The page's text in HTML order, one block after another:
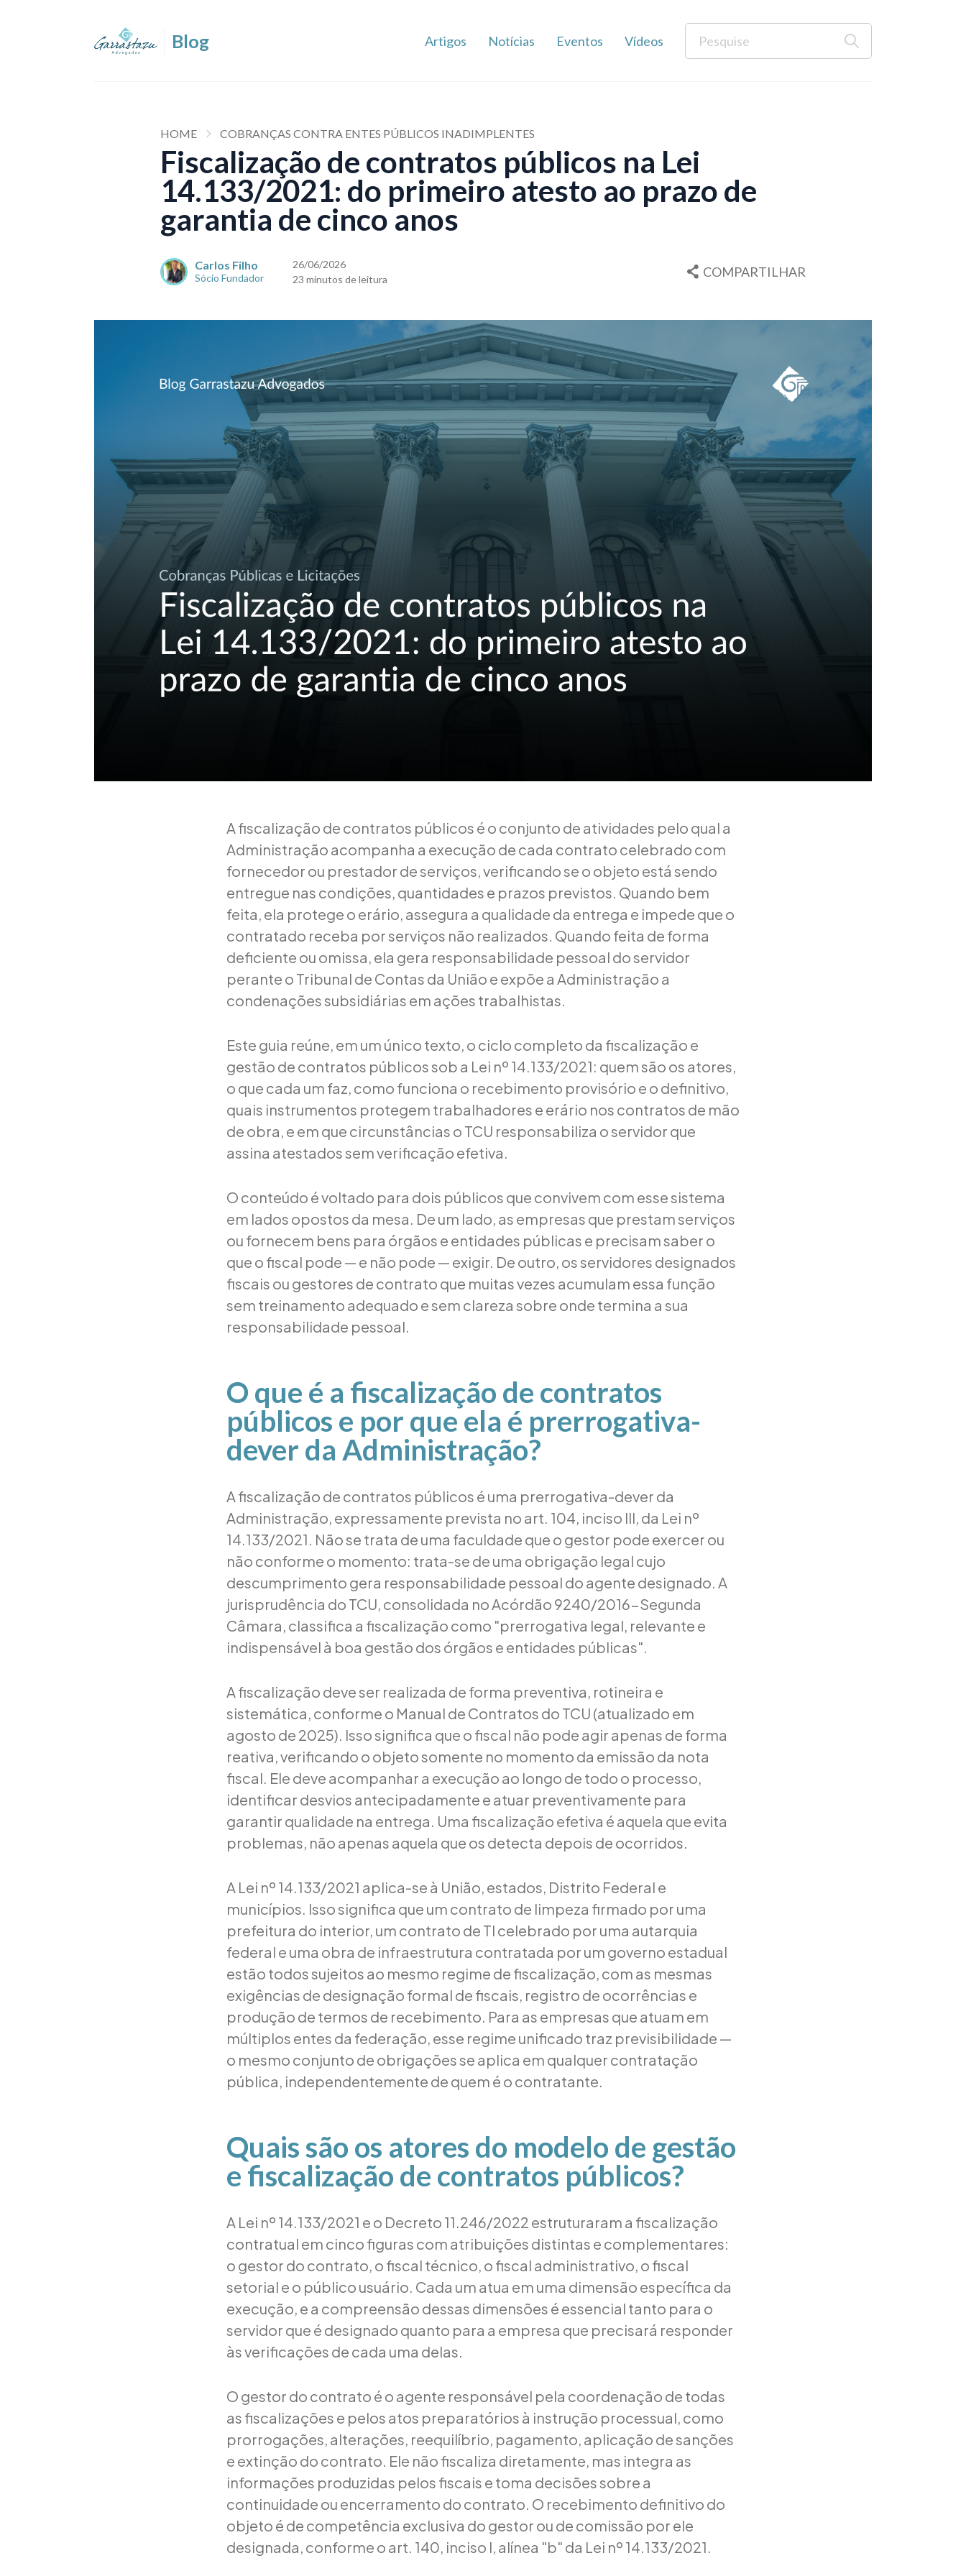
Artigos Notícias Eventos Vídeos
HOME COBRANÇAS CONTRA ENTES PÚBLICOS INADIMPLENTES
Fiscalização de contratos públicos na Lei
14.133/2021: do primeiro atesto ao prazo de
garantia de cinco anos
Carlos Filho
Sócio Fundador
26/06/2026
23 minutos de leitura
COMPARTILHAR
A fiscalização de contratos públicos é o conjunto de atividades pelo qual a
Administração acompanha a execução de cada contrato celebrado com
fornecedor ou prestador de serviços, verificando se o objeto está sendo
entregue nas condições, quantidades e prazos previstos. Quando bem
feita, ela protege o erário, assegura a qualidade da entrega e impede que o
contratado receba por serviços não realizados. Quando feita de forma
deficiente ou omissa, ela gera responsabilidade pessoal do servidor
perante o Tribunal de Contas da União e expõe a Administração a
condenações subsidiárias em ações trabalhistas.
Este guia reúne, em um único texto, o ciclo completo da fiscalização e
gestão de contratos públicos sob a Lei nº 14.133/2021: quem são os atores,
o que cada um faz, como funciona o recebimento provisório e o definitivo,
quais instrumentos protegem trabalhadores e erário nos contratos de mão
de obra, e em que circunstâncias o TCU responsabiliza o servidor que
assina atestados sem verificação efetiva.
O conteúdo é voltado para dois públicos que convivem com esse sistema
em lados opostos da mesa. De um lado, as empresas que prestam serviços
ou fornecem bens para órgãos e entidades públicas e precisam saber o
que o fiscal pode — e não pode — exigir. De outro, os servidores designados
fiscais ou gestores de contrato que muitas vezes acumulam essa função
sem treinamento adequado e sem clareza sobre onde termina a sua
responsabilidade pessoal.
O que é a fiscalização de contratos
públicos e por que ela é prerrogativa-
dever da Administração?
A fiscalização de contratos públicos é uma prerrogativa-dever da
Administração, expressamente prevista no art. 104, inciso III, da Lei nº
14.133/2021. Não se trata de uma faculdade que o gestor pode exercer ou
não conforme o momento: trata-se de uma obrigação legal cujo
descumprimento gera responsabilidade pessoal do agente designado. A
jurisprudência do TCU, consolidada no Acórdão 9240/2016-Segunda
Câmara, classifica a fiscalização como "prerrogativa legal, relevante e
indispensável à boa gestão dos órgãos e entidades públicas".
A fiscalização deve ser realizada de forma preventiva, rotineira e
sistemática, conforme o Manual de Contratos do TCU (atualizado em
agosto de 2025). Isso significa que o fiscal não pode agir apenas de forma
reativa, verificando o objeto somente no momento da emissão da nota
fiscal. Ele deve acompanhar a execução ao longo de todo o processo,
identificar desvios antecipadamente e atuar preventivamente para
garantir qualidade na entrega. Uma fiscalização efetiva é aquela que evita
problemas, não apenas aquela que os detecta depois de ocorridos.
A Lei nº 14.133/2021 aplica-se à União, estados, Distrito Federal e
municípios. Isso significa que um contrato de limpeza firmado por uma
prefeitura do interior, um contrato de TI celebrado por uma autarquia
federal e uma obra de infraestrutura contratada por um governo estadual
estão todos sujeitos ao mesmo regime de fiscalização, com as mesmas
exigências de designação formal de fiscais, registro de ocorrências e
produção de termos de recebimento. Para as empresas que atuam em
múltiplos entes da federação, esse regime unificado traz previsibilidade —
o mesmo conjunto de obrigações se aplica em qualquer contratação
pública, independentemente de quem é o contratante.
Quais são os atores do modelo de gestão
e fiscalização de contratos públicos?
A Lei nº 14.133/2021 e o Decreto 11.246/2022 estruturaram a fiscalização
contratual em cinco figuras com atribuições distintas e complementares:
o gestor do contrato, o fiscal técnico, o fiscal administrativo, o fiscal
setorial e o público usuário. Cada um atua em uma dimensão específica da
execução, e a compreensão dessas dimensões é essencial tanto para o
servidor que é designado quanto para a empresa que precisará responder
às verificações de cada uma delas.
O gestor do contrato é o agente responsável pela coordenação de todas
as fiscalizações e pelos atos preparatórios à instrução processual, como
prorrogações, alterações, reequilíbrio, pagamento, aplicação de sanções
e extinção do contrato. Ele não fiscaliza diretamente, mas integra as
informações produzidas pelos fiscais e toma decisões sobre a
continuidade ou encerramento do contrato. O recebimento definitivo do
objeto é de competência exclusiva do gestor ou de comissão por ele
designada, conforme o art. 140, inciso I, alínea "b" da Lei nº 14.133/2021.